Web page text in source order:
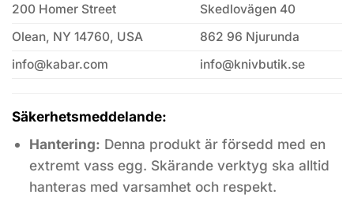
200 Homer Street
Skedlovägen 40
Olean, NY 14760, USA
862 96 Njurunda
info@kabar.com
info@knivbutik.se
Säkerhetsmeddelande:
Hantering: Denna produkt är försedd med en
extremt vass egg. Skärande verktyg ska alltid
hanteras med varsamhet och respekt.